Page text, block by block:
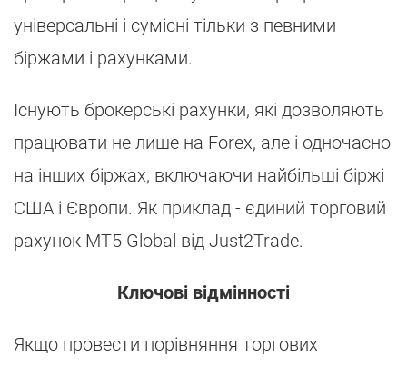
універсальні і сумісні тільки з певними
біржами і рахунками.
Існують брокерські рахунки, які дозволяють
працювати не лише на Forex, але і одночасно
на інших біржах, включаючи найбільші біржі
США і Європи. Як приклад - єдиний торговий
рахунок MT5 Global від Just2Trade.
Ключові відмінності
Якщо провести порівняння торгових